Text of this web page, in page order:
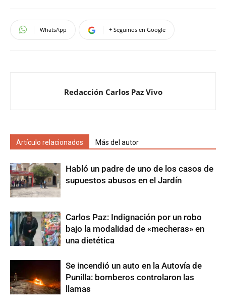
WhatsApp + Seguinos en Google
Redacción Carlos Paz Vivo
Artículo relacionados Más del autor
Habló un padre de uno de los casos de
supuestos abusos en el Jardín
Carlos Paz: Indignación por un robo
bajo la modalidad de «mecheras» en
una dietética
Se incendió un auto en la Autovía de
Punilla: bomberos controlaron las
llamas